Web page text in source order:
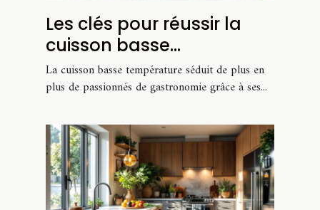
Les clés pour réussir la
cuisson basse
température chez soi
La cuisson basse température séduit de plus en
plus de passionnés de gastronomie grâce à ses...